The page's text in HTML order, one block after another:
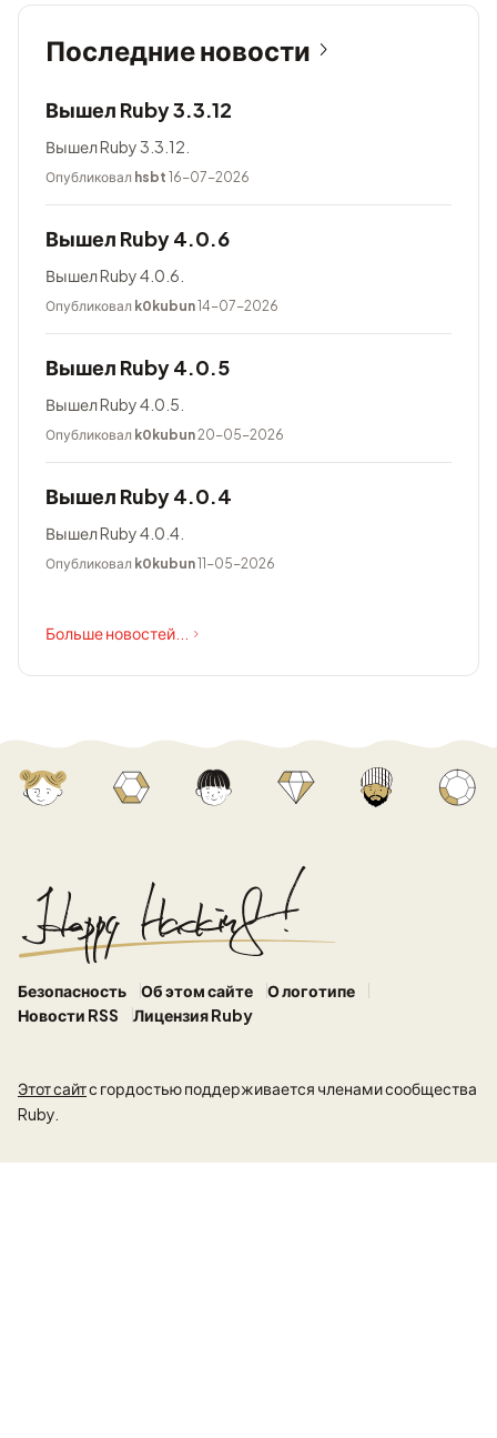
Последние новости
Вышел Ruby 3.3.12
Вышел Ruby 3.3.12.
Опубликовал hsbt 16-07-2026
Вышел Ruby 4.0.6
Вышел Ruby 4.0.6.
Опубликовал k0kubun14-07-2026
Вышел Ruby 4.0.5
Вышел Ruby 4.0.5.
Опубликовал k0kubun20-05-2026
Вышел Ruby 4.0.4
Вышел Ruby 4.0.4.
Опубликовал k0kubun11-05-2026
Больше новостей...
Безопасность Об этом сайте
О логотипе
Новости RSS
Лицензия Ruby
Этот сайтс гордостью поддерживается членами сообщества
Ruby.